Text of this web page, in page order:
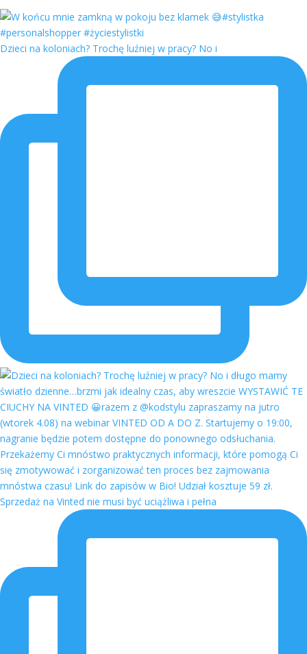
Dzieci na koloniach? Trochę luźniej w pracy? No i
Sprzedaż na Vinted nie musi być uciążliwa i pełna